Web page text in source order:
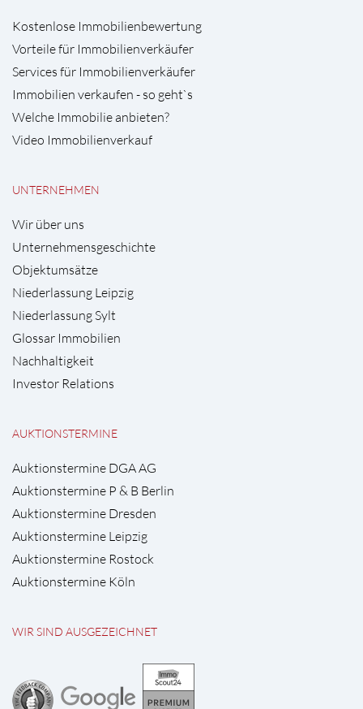
Kostenlose Immobilienbewertung
Vorteile für Immobilienverkäufer
Services für Immobilienverkäufer
Immobilien verkaufen - so geht`s
Welche Immobilie anbieten?
Video Immobilienverkauf
UNTERNEHMEN
Wir über uns
Unternehmensgeschichte
Objektumsätze
Niederlassung Leipzig
Niederlassung Sylt
Glossar Immobilien
Nachhaltigkeit
Investor Relations
AUKTIONSTERMINE
Auktionstermine DGA AG
Auktionstermine P & B Berlin
Auktionstermine Dresden
Auktionstermine Leipzig
Auktionstermine Rostock
Auktionstermine Köln
WIR SIND AUSGEZEICHNET